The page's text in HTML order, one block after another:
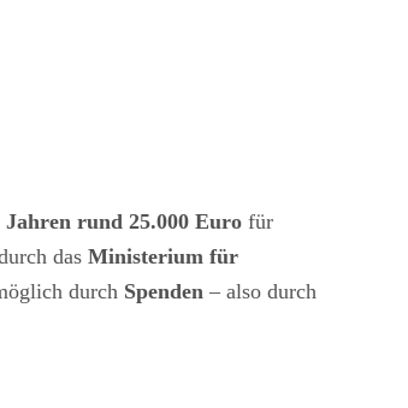
Jahren rund 25.000 Euro für
das Ministerium für
durch Spenden – also durch